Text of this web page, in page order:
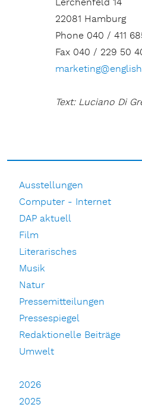
Lerchenfeld 14
22081 Hamburg
Phone 040 / 411
Fax 040 / 229 50
Text: Luciano Di
Ausstellungen
Computer - Internet
DAP aktuell
Film
Literarisches
Musik
Natur
Pressemitteilungen
Pressespiegel
Redaktionelle Beiträge
Umwelt
2026
2025